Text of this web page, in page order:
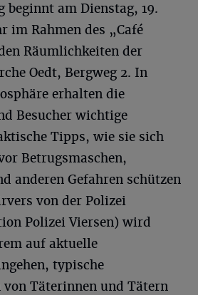
beginnt am Dienstag, 19.
im Rahmen des „Café
Räumlichkeiten der
Oedt, Bergweg 2. In
erhalten die
Besucher wichtige
Tipps, wie sie sich
Betrugsmaschen,
anderen Gefahren schützen
von der Polizei
Polizei Viersen) wird
auf aktuelle
typische
von Täterinnen und Tätern